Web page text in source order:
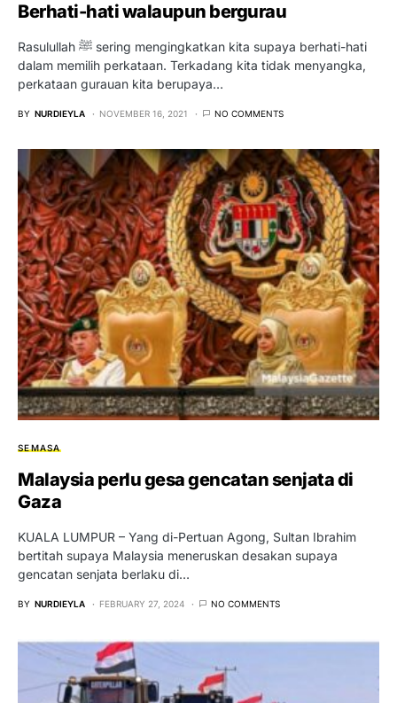
Berhati-hati walaupun bergurau
Rasulullah ﷺ sering mengingkatkan kita supaya berhati-hati
dalam memilih perkataan. Terkadang kita tidak menyangka,
perkataan gurauan kita berupaya…
BY NURDIEYLA NOVEMBER 16, 2021 NO COMMENTS
SEMASA
Malaysia perlu gesa gencatan senjata di
Gaza
KUALA LUMPUR – Yang di-Pertuan Agong, Sultan Ibrahim
bertitah supaya Malaysia meneruskan desakan supaya
gencatan senjata berlaku di…
BY NURDIEYLA FEBRUARY 27, 2024 NO COMMENTS